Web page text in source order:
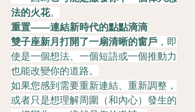
法的火花。
重置——連結新時代的點點滴滴
雙子座新月打開了一扇清晰的窗戶 ，即
使是一個想法、一個短語或一個推動力
也能改變你的道路。
如果您感到需要重新連結、重新調整，
或者只是想理解周圍（和內心）發生的